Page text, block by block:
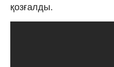
қозғалды.